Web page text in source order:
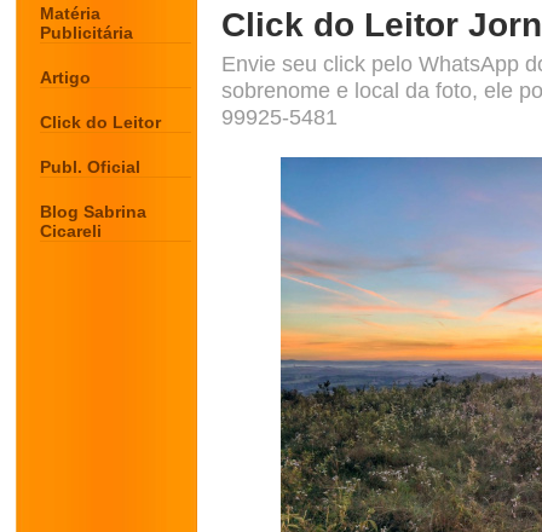
Matéria
Publicitária
Artigo
Click do Leitor
Publ. Oficial
Blog Sabrina
Cicareli
Click do Leitor
Envie seu click pelo WhatsApp
sobrenome e local da foto, ele
99925-5481